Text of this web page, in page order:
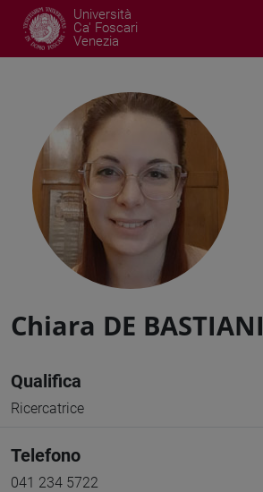
Università
Ca' Foscari
Venezia
Chiara DE BASTIANI
Qualifica
Ricercatrice
Telefono
041 234 5722